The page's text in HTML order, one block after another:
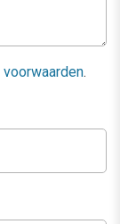
voorwaarden.